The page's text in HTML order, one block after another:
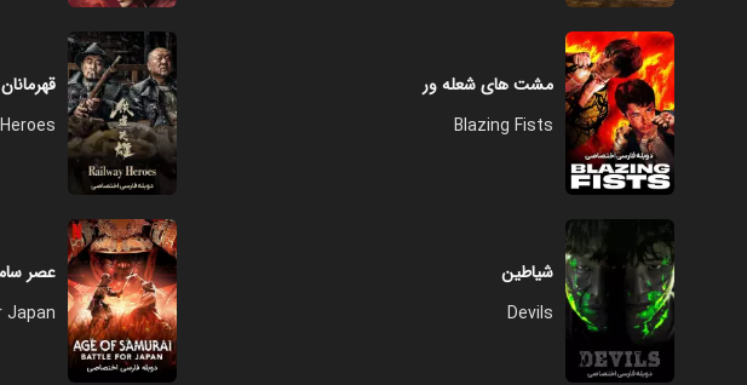
مشت‌ های شعله ور
Blazing Fists
شیاطین
Devils
عصر
Japan